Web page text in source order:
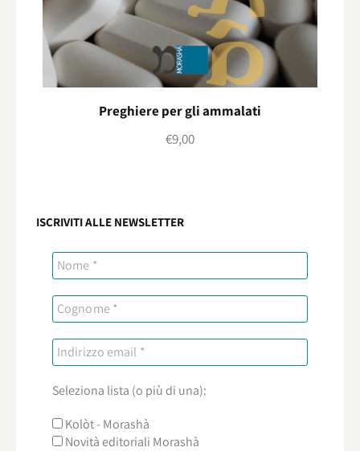
Preghiere per gli ammalati
€9,00
ISCRIVITI ALLE NEWSLETTER
Seleziona lista (o più di una):
Kolòt - Morashà
Novità editoriali Morashà